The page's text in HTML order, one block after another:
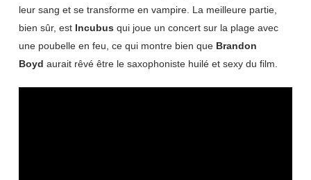
leur sang et se transforme en vampire. La meilleure partie,
bien sûr, est Incubus qui joue un concert sur la plage avec
une poubelle en feu, ce qui montre bien que Brandon
Boyd aurait rêvé être le saxophoniste huilé et sexy du film.